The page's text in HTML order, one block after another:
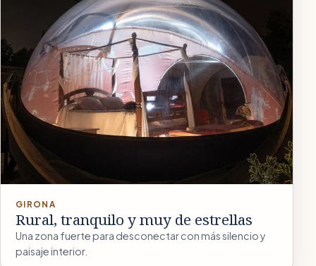
GIRONA
Rural, tranquilo y muy de estrellas
Una zona fuerte para desconectar con más silencio y
paisaje interior.